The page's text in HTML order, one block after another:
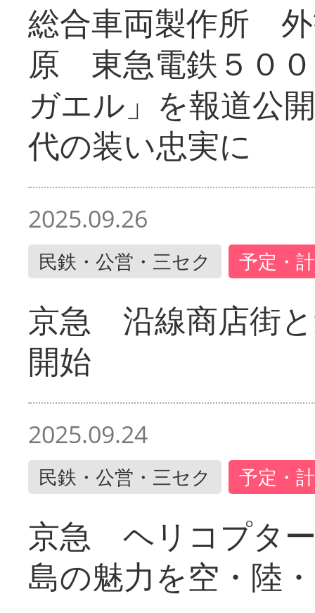
総合車両製作所
原 東急電鉄５０
ガエル」を報道公
代の装い忠実に
2025.09.26
民鉄・公営・三セク 予定・
京急 沿線商店街
開始
2025.09.24
民鉄・公営・三セク 予定・
京急 ヘリコプタ
島の魅力を空・陸